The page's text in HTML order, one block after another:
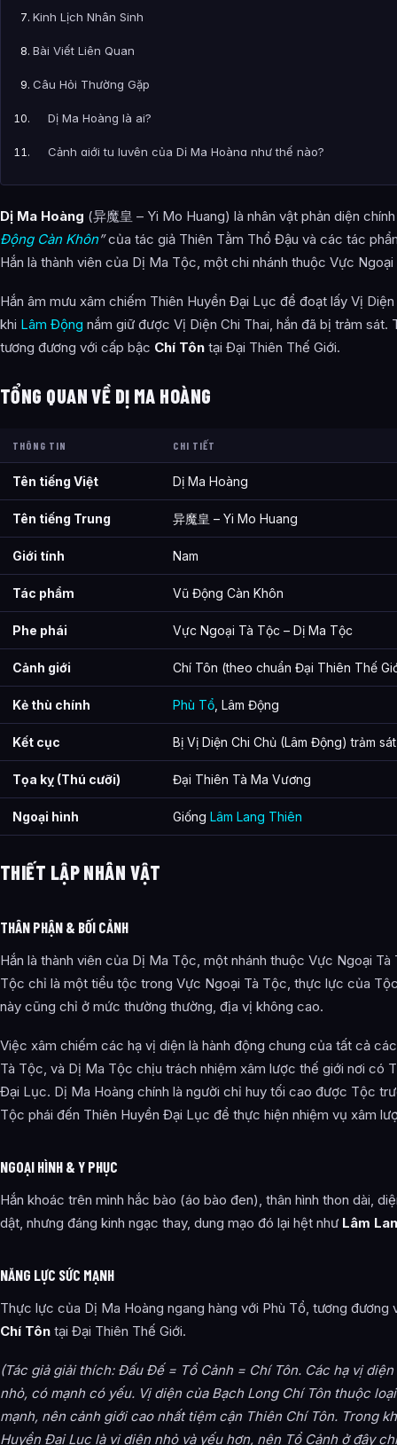
Kinh Lịch Nhân Sinh
Bài Viết Liên Quan
Câu Hỏi Thường Gặp
Dị Ma Hoàng là ai?
Cảnh giới tu luyện của Dị Ma Hoàng như thế nào?
Dị Ma Hoàng xuất hiện trong tác phẩm nào?
Thông tin về Dị Ma Hoàng được tổng hợp từ đâu?
Dị Ma Hoàng (异魔皇 – Yi Mo Huang) là nhân vật phản diện
Động Càn Khôn”của tác giả Thiên Tằm Thổ Đậu và các tác
Hắn là thành viên của Dị Ma Tộc, một chi nhánh thuộc Vực
Hắn âm mưu xâm chiếm Thiên Huyền Đại Lục để đoạt lấy Vị Diện
khi Lâm Động nắm giữ được Vị Diện Chi Thai, hắn đã bị trảm sát.
tương đương với cấp bậc Chí Tôn tại Đại Thiên Thế Giới.
TỔNG QUAN VỀ DỊ MA HOÀNG
THÔNG TIN CHI TIẾT
Tên tiếng Việt Dị Ma Hoàng
Tên tiếng Trung 异魔皇 – Yi Mo Huang
Giới tính Nam
Tác phẩm Vũ Động Càn Khôn
Phe phái Vực Ngoại Tà Tộc – Dị Ma Tộc
Cảnh giới Chí Tôn (theo chuẩn Đại Thiên Thế
Kẻ thù chính Phù Tổ , Lâm Động
Kết cục Bị Vị Diện Chi Chủ (Lâm Động) trảm sát
Tọa kỵ (Thú cưỡi) Đại Thiên Tà Ma Vương
Ngoại hình Giống Lâm Lang Thiên
THIẾT LẬP NHÂN VẬT
THÂN PHẬN & BỐI CẢNH
Hắn là thành viên của Dị Ma Tộc, một nhánh thuộc Vực Ngoại
Tộc chỉ là một tiểu tộc trong Vực Ngoại Tà Tộc, thực lực của
này cũng chỉ ở mức thường thường, địa vị không cao.
Việc xâm chiếm các hạ vị diện là hành động chung của tất cả
Tà Tộc, và Dị Ma Tộc chịu trách nhiệm xâm lược thế giới nơi có
Đại Lục. Dị Ma Hoàng chính là người chỉ huy tối cao được Tộc
Tộc phái đến Thiên Huyền Đại Lục để thực hiện nhiệm vụ xâm
NGOẠI HÌNH & Y PHỤC
Hắn khoác trên mình hắc bào (áo bào đen), thân hình thon dài,
dật, nhưng đáng kinh ngạc thay, dung mạo đó lại hệt như Lâm
NĂNG LỰC SỨC MẠNH
Thực lực của Dị Ma Hoàng ngang hàng với Phù Tổ, tương đương
Chí Tôn tại Đại Thiên Thế Giới.
(Tác giả giải thích: Đấu Đế = Tổ Cảnh = Chí Tôn. Các hạ vị
nhỏ, có mạnh có yếu. Vị diện của Bạch Long Chí Tôn thuộc
mạnh, nên cảnh giới cao nhất tiệm cận Thiên Chí Tôn. Trong
Huyền Đại Lục là vị diện nhỏ và yếu hơn, nên Tổ Cảnh ở đây